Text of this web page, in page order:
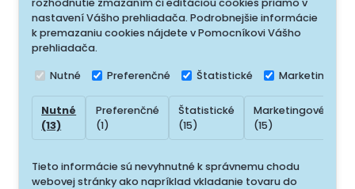
rozhodnutie zmazaním či editáciou cookies priamo v
nastavení Vášho prehliadača. Podrobnejšie informácie
k premazaniu cookies nájdete v Pomocníkovi Vášho
prehliadača.
Nutné Preferenčné Štatistické Marketingové
Nutné
(13)
Preferenčné
(1)
Štatistické
(15)
Marketingové
(15)
Tieto informácie sú nevyhnutné k správnemu chodu
webovej stránky ako napríklad vkladanie tovaru do